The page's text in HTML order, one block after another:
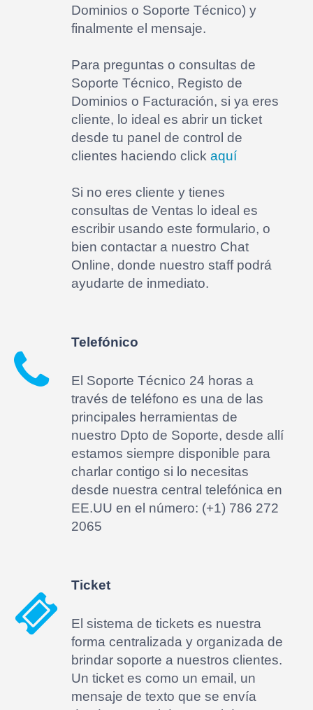
Dominios o Soporte Técnico) y
finalmente el mensaje.
Para preguntas o consultas de
Soporte Técnico, Registo de
Dominios o Facturación, si ya eres
cliente, lo ideal es abrir un ticket
desde tu panel de control de
clientes haciendo click aquí
Si no eres cliente y tienes
consultas de Ventas lo ideal es
escribir usando este formulario, o
bien contactar a nuestro Chat
Online, donde nuestro staff podrá
ayudarte de inmediato.
Telefónico
El Soporte Técnico 24 horas a
través de teléfono es una de las
principales herramientas de
nuestro Dpto de Soporte, desde allí
estamos siempre disponible para
charlar contigo si lo necesitas
desde nuestra central telefónica en
EE.UU en el número: (+1) 786 272
2065
Ticket
El sistema de tickets es nuestra
forma centralizada y organizada de
brindar soporte a nuestros clientes.
Un ticket es como un email, un
mensaje de texto que se envía